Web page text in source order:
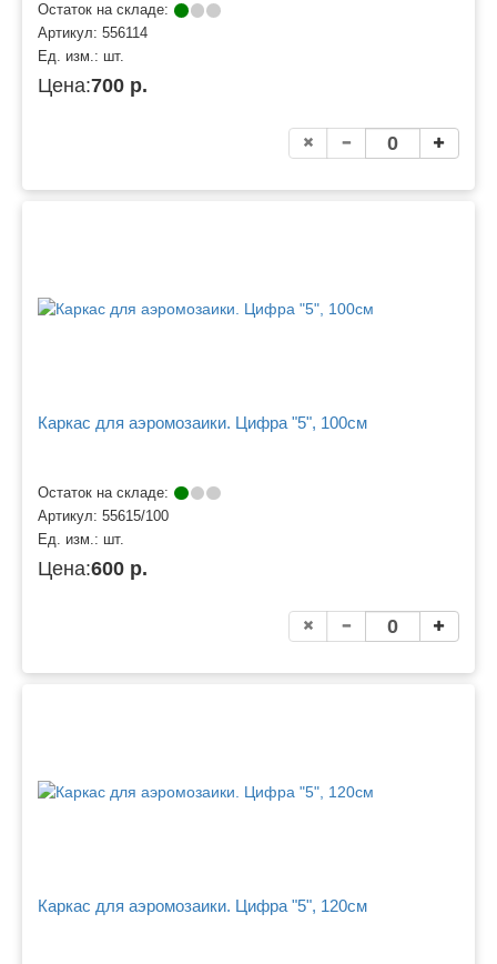
Остаток на складе:
Артикул: 556114
Ед. изм.: шт.
Цена:700 р.
Каркас для аэромозаики. Цифра "5", 100см
Остаток на складе:
Артикул: 55615/100
Ед. изм.: шт.
Цена:600 р.
Каркас для аэромозаики. Цифра "5", 120см